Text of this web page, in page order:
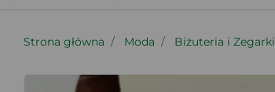
Strona główna Moda Biżuteria i Zegarki